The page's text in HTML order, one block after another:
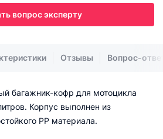
вопрос эксперту
Отзывы Вопрос-
багажник-кофр для мотоцикла
Корпус выполнен из
PP материала.